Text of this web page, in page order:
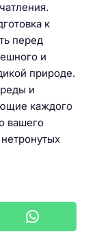
к
перед
и
природе.
и
каждого
вашего